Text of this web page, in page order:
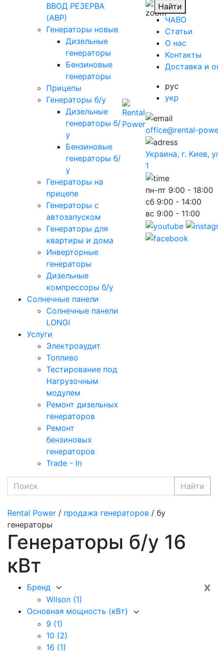
ВВОД РЕЗЕРВА
(АВР)
Генераторы новые
Дизельные
генераторы
Бензиновые
генераторы
Прицепы
Генераторы б/у
Дизельные
генераторы б/
у
Бензиновые
генераторы б/
у
Генераторы на
прицепе
Генераторы с
автозапуском
Генераторы для
квартиры и дома
Инверторные
генераторы
Дизельные
компрессоры б/у
Солнечные панели
Солнечные панели
LONGI
Услуги
Электроаудит
Топливо
Тестирование под
Нагрузочным
модулем
Ремонт дизельных
генераторов
Ремонт
бензиновых
генераторов
Trade - In
Найти
ЧАВО
Cтатьи
O нас
Контакты
Доставка и
рус
укр
office@rental-
Украина, г. Киев,
1
пн-пт 9:00 - 18:00
сб 9:00 - 14:00
вс 9:00 - 11:00
Найти
Rental Power / продажа генераторов / бу
генераторы
Генераторы б/у 16
кВт
x
Бренд
Wilson (1)
Основная мощность (кВт)
9 (1)
10 (2)
16 (1)